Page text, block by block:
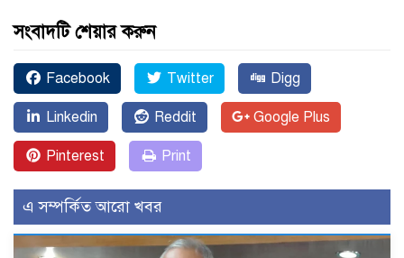
সংবাদটি শেয়ার করুন
Facebook Twitter Digg
Linkedin Reddit Google Plus
Pinterest Print
এ সম্পর্কিত আরো খবর